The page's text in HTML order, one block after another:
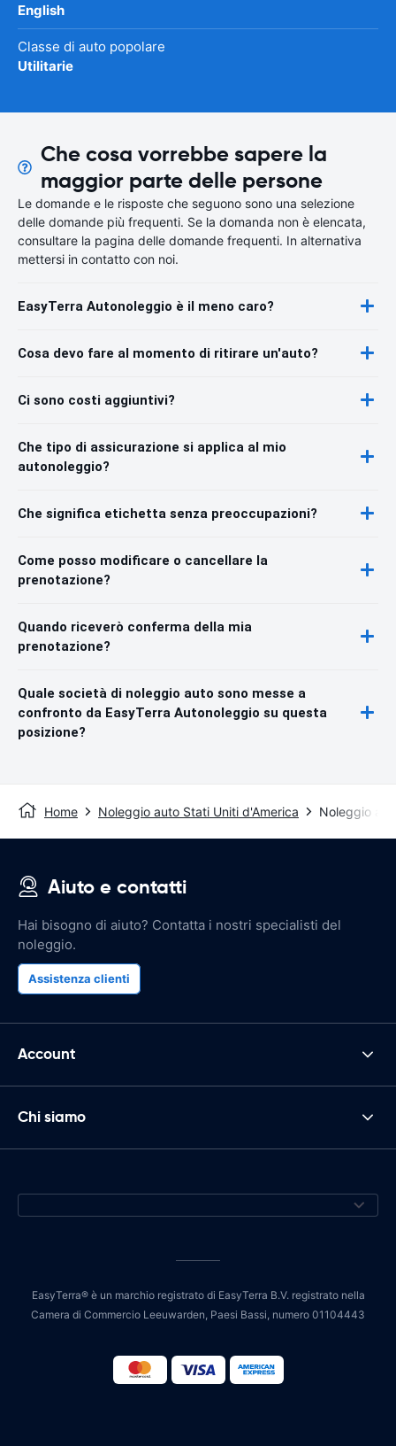
English
Classe di auto popolare
Utilitarie
Che cosa vorrebbe sapere la
maggior parte delle persone
Le domande e le risposte che seguono sono una selezione
delle domande più frequenti. Se la domanda non è elencata,
consultare la pagina delle domande frequenti. In alternativa
mettersi in contatto con noi.
EasyTerra Autonoleggio è il meno caro?
Cosa devo fare al momento di ritirare un'auto?
Ci sono costi aggiuntivi?
Che tipo di assicurazione si applica al mio
autonoleggio?
Che significa etichetta senza preoccupazioni?
Come posso modificare o cancellare la
prenotazione?
Quando riceverò conferma della mia
prenotazione?
Quale società di noleggio auto sono messe a
confronto da EasyTerra Autonoleggio su questa
posizione?
Home Noleggio auto Stati Uniti d'America Noleggio
Aiuto e contatti
Hai bisogno di aiuto? Contatta i nostri specialisti del
noleggio.
Assistenza clienti
Account
Chi siamo
EasyTerra® è un marchio registrato di EasyTerra B.V. registrato nella
Camera di Commercio Leeuwarden, Paesi Bassi, numero 01104443